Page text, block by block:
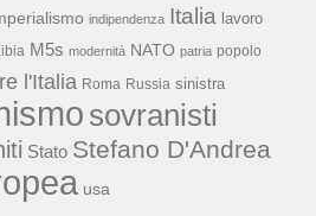
indipendenza Italia lavoro
M5s modernità NATO patria popolo
l'Italia Roma Russia sinistra
sovranisti
Stato Stefano D'Andrea
usa